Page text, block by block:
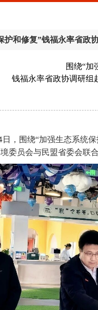
护和修复”钱福永率省政
围绕“加
钱福永率省政协调研组
日，围绕“加强生态系统
委员会与民盟省委会联